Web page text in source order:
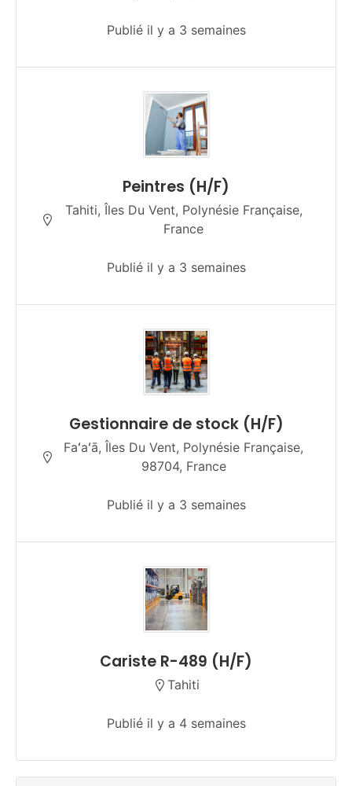
Publié il y a 3 semaines
Peintres (H/F)
Tahiti, Îles Du Vent, Polynésie Française,
France
Publié il y a 3 semaines
Gestionnaire de stock (H/F)
Faʻaʻā, Îles Du Vent, Polynésie Française,
98704, France
Publié il y a 3 semaines
Cariste R-489 (H/F)
Tahiti
Publié il y a 4 semaines